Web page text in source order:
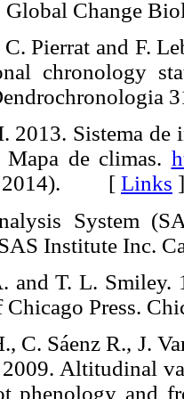
Global
C. Pierrat and F.
chronology
2013. Sistema de
de climas.
2014). [ Links ]
System
SAS Institute
and T. L.
Chicago Press.
C. Sáenz R., J.
2009. Altitudinal
phenology and